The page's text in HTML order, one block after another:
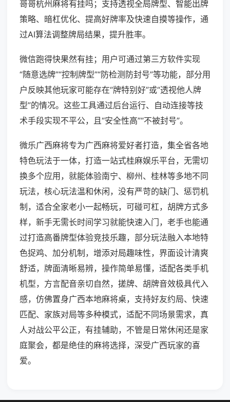
哥哥杭州麻将有挂吗；支持透视全局牌型、智能出牌
策略、暗杠优化、提高好牌率及快速自摸等操作，通
过AI算法调整牌局结果，提升胜率。
微信跑得快果然有挂；用户可通过第三方软件实现
“随意选牌”“控制牌型”“防检测防封号”等功能，部分用
户反映其他玩家可能存在“牌特别好”或“透视他人牌
型”的情况。这些工具通过后台运行、自动连接等技
术手段实现不平公，且“安全性高”“不被封号”。
微乐广西麻将专为广西麻将爱好者打造，集全省各地
特色玩法于一体，打造一站式桂麻娱乐平台，无需切
换多个应用，就能体验南宁、柳州、桂林等多地不同
玩法，核心玩法温和休闲，没有严苛的缺门、惩罚机
制，适合全家老小一起畅玩，可碰可杠，胡牌方式多
样，新手无需长时间学习就能快速入门，老手也能通
过打造高番牌型体验竞技乐趣，部分玩法融入本地特
色捉鸡、加分机制，增添对局趣味性，界面设计清爽
舒适，牌面清晰易辨，操作简单易懂，适配各类手机
机型，方言配音亲切自然，搓牌、胡牌音效极具代入
感，仿佛置身广西本地麻将桌，支持好友约局、快速
匹配、家族对局等多种模式，适配不同场景需求，真
人对战公平公正，有挂辅助，不管是日常休闲还是家
庭聚会，都是绝佳的麻将选择，深受广西玩家的喜
爱。